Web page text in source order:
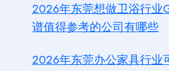
2026年东莞想做卫浴行业
谱值得参考的公司有哪些
2026年东莞办公家具行业